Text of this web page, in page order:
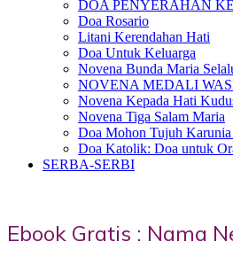
DOA PENYERAHAN
Doa Rosario
Litani Kerendahan Hati
Doa Untuk Keluarga
Novena Bunda Maria
NOVENA MEDALI
Novena Kepada Hati
Novena Tiga Salam Maria
Doa Mohon Tujuh
Doa Katolik: Doa untuk
SERBA-SERBI
Ebook Gratis : Nama